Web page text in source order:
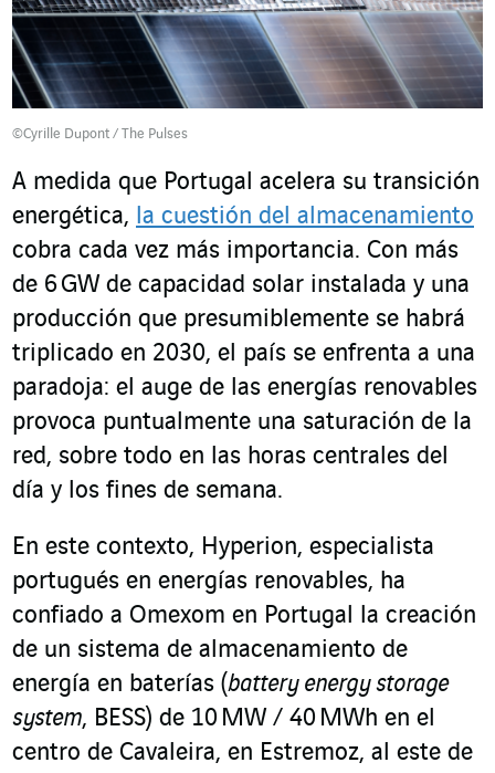
©Cyrille Dupont / The Pulses
A medida que Portugal acelera su transición
energética, la cuestión del almacenamiento
cobra cada vez más importancia. Con más
de 6 GW de capacidad solar instalada y una
producción que presumiblemente se habrá
triplicado en 2030, el país se enfrenta a una
paradoja: el auge de las energías renovables
provoca puntualmente una saturación de la
red, sobre todo en las horas centrales del
día y los fines de semana.
En este contexto, Hyperion, especialista
portugués en energías renovables, ha
confiado a Omexom en Portugal la creación
de un sistema de almacenamiento de
energía en baterías (battery energy storage
system, BESS) de 10 MW / 40 MWh en el
centro de Cavaleira, en Estremoz, al este de